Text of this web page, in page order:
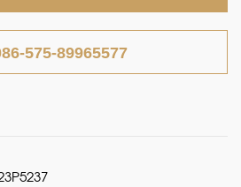
575-89965577